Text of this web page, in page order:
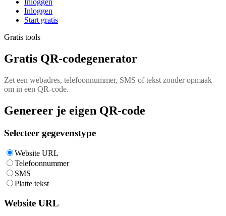
Inloggen
Inloggen
Start gratis
Gratis tools
Gratis QR-codegenerator
Zet een webadres, telefoonnummer, SMS of tekst zonder opmaak
om in een QR-code.
Genereer je eigen QR-code
Selecteer gegevenstype
Website URL
Telefoonnummer
SMS
Platte tekst
Website URL